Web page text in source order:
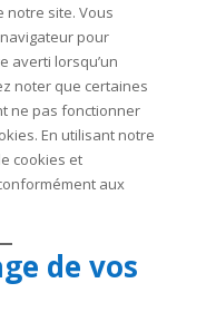
notre site. Vous
pour
averti lorsqu’un
noter que certaines
ne pas fonctionner
En utilisant notre
cookies et
aux
de vos